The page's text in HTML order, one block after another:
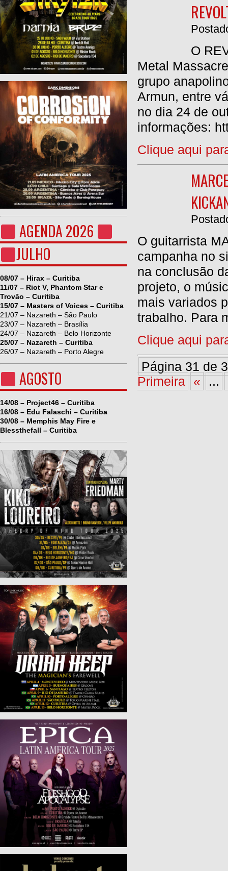
AGENDA 2026
JULHO
08/07 – Hirax – Curitiba
11/07 – Riot V, Phantom Star e
Trovão – Curitiba
15/07 – Masters of Voices – Curitiba
21/07 – Nazareth – São Paulo
23/07 – Nazareth – Brasília
24/07 – Nazareth – Belo Horizonte
25/07 – Nazareth – Curitiba
26/07 – Nazareth – Porto Alegre
AGOSTO
14/08 – Project46 – Curitiba
16/08 – Edu Falaschi – Curitiba
30/08 – Memphis May Fire e
Blessthefall – Curitiba
O
Metal
grupo
Armun, entre
no dia 24 de
informações:
Clique aqui
O guitarrista
campanha no
na conclusão
projeto, o
mais variados
trabalho. Para
Clique aqui
Página 31 de
Primeira
« ...